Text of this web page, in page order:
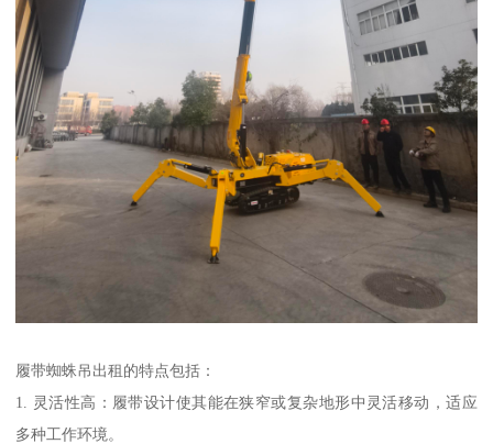
履带蜘蛛吊出租的特点包括：
1. 灵活性高：履带设计使其能在狭窄或复杂地形中灵活移动，适应
多种工作环境。